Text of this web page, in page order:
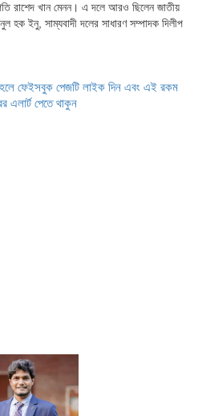
রাশেদ খান মেনন। এ দলে আরও ছিলেন জাতীয়
হক ইনু, সাম্যবাদী দলের সাধারণ সম্পাদক দিলীপ
ফেইসবুক পেজটি লাইক দিন এবং এই রকম
এলার্ট পেতে থাকুন